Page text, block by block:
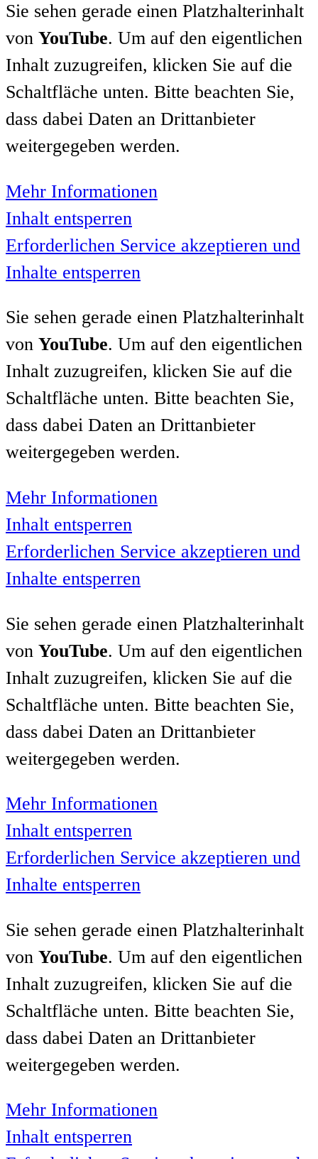
Sie sehen gerade einen Platzhalterinhalt
von YouTube. Um auf den eigentlichen
Inhalt zuzugreifen, klicken Sie auf die
Schaltfläche unten. Bitte beachten Sie,
dass dabei Daten an Drittanbieter
weitergegeben werden.
Mehr Informationen
Inhalt entsperren
Erforderlichen Service akzeptieren und
Inhalte entsperren
Sie sehen gerade einen Platzhalterinhalt
von YouTube. Um auf den eigentlichen
Inhalt zuzugreifen, klicken Sie auf die
Schaltfläche unten. Bitte beachten Sie,
dass dabei Daten an Drittanbieter
weitergegeben werden.
Mehr Informationen
Inhalt entsperren
Erforderlichen Service akzeptieren und
Inhalte entsperren
Sie sehen gerade einen Platzhalterinhalt
von YouTube. Um auf den eigentlichen
Inhalt zuzugreifen, klicken Sie auf die
Schaltfläche unten. Bitte beachten Sie,
dass dabei Daten an Drittanbieter
weitergegeben werden.
Mehr Informationen
Inhalt entsperren
Erforderlichen Service akzeptieren und
Inhalte entsperren
Sie sehen gerade einen Platzhalterinhalt
von YouTube. Um auf den eigentlichen
Inhalt zuzugreifen, klicken Sie auf die
Schaltfläche unten. Bitte beachten Sie,
dass dabei Daten an Drittanbieter
weitergegeben werden.
Mehr Informationen
Inhalt entsperren